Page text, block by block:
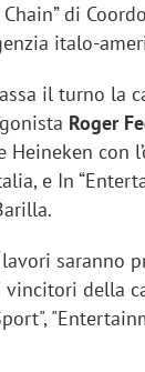
Chain” di
italo-
il turno la
Roger
con
e In
saranno
della